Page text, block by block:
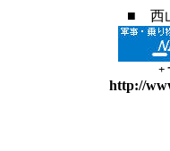
■ 西
+
http://